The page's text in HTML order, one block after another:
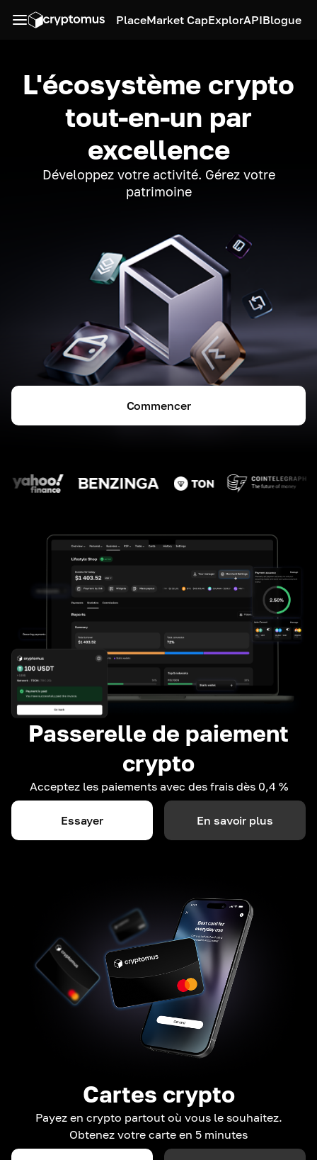
PlaceMarket CapExplorAPIBlogue
L'écosystème crypto
tout-en-un par
excellence
Développez votre activité. Gérez votre
patrimoine
Commencer
Passerelle de paiement
crypto
Acceptez les paiements avec des frais dès 0,4 %
Essayer En savoir plus
Cartes crypto
Payez en crypto partout où vous le souhaitez.
Obtenez votre carte en 5 minutes